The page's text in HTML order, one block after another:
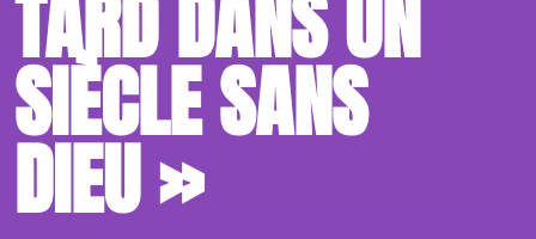
TARD DANS UN
SIÈCLE SANS
DIEU »